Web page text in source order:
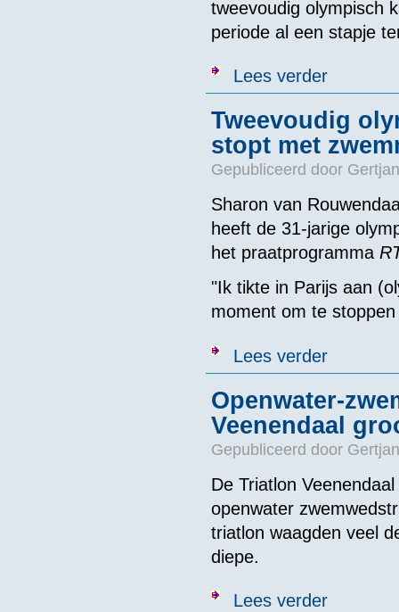
tweevoudig olympisch
periode al een stapje
Lees verderover
Tweevoudig
stopt met
Gepubliceerd door
Sharon van
heeft de 31-jarige
het praatprogramma
"Ik tikte in Parijs aan
moment om te
Lees verderover
Openwater-
Veenendaal
Gepubliceerd door
De Triatlon
openwater
triatlon waagden veel
diepe.
Lees verderover